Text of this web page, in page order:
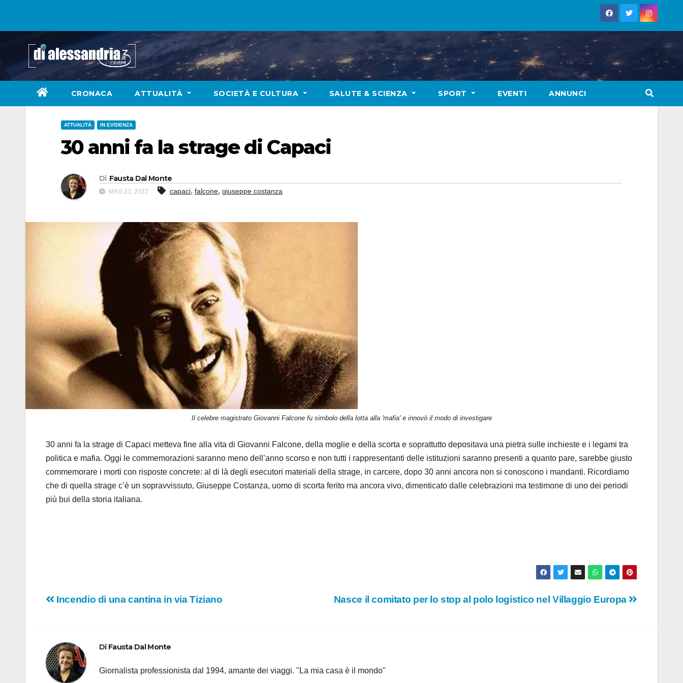
CRONACA ATTUALITÀ SOCIETÀ E CULTURA SALUTE & SCIENZA SPORT EVENTI ANNUNCI
ATTUALITÀ IN EVIDENZA
30 anni fa la strage di Capaci
Di Fausta Dal Monte
MAG 23, 2022 capaci, falcone, giuseppe costanza
Il celebre magistrato Giovanni Falcone fu simbolo della lotta alla 'mafia' e innovò il modo di investigare
30 anni fa la strage di Capaci metteva fine alla vita di Giovanni Falcone, della moglie e della scorta e soprattutto depositava una pietra sulle inchieste e i legami tra
politica e mafia. Oggi le commemorazioni saranno meno dell’anno scorso e non tutti i rappresentanti delle istituzioni saranno presenti a quanto pare, sarebbe giusto
commemorare i morti con risposte concrete: al di là degli esecutori materiali della strage, in carcere, dopo 30 anni ancora non si conoscono i mandanti. Ricordiamo
che di quella strage c’è un sopravvissuto, Giuseppe Costanza, uomo di scorta ferito ma ancora vivo, dimenticato dalle celebrazioni ma testimone di uno dei periodi
più bui della storia italiana.
Navigazione
Nasce il comitato per lo stop al polo logistico nel Villaggio Europa
Incendio di una cantina in via Tiziano
Di Fausta Dal Monte
Giornalista professionista dal 1994, amante dei viaggi. "La mia casa è il mondo"